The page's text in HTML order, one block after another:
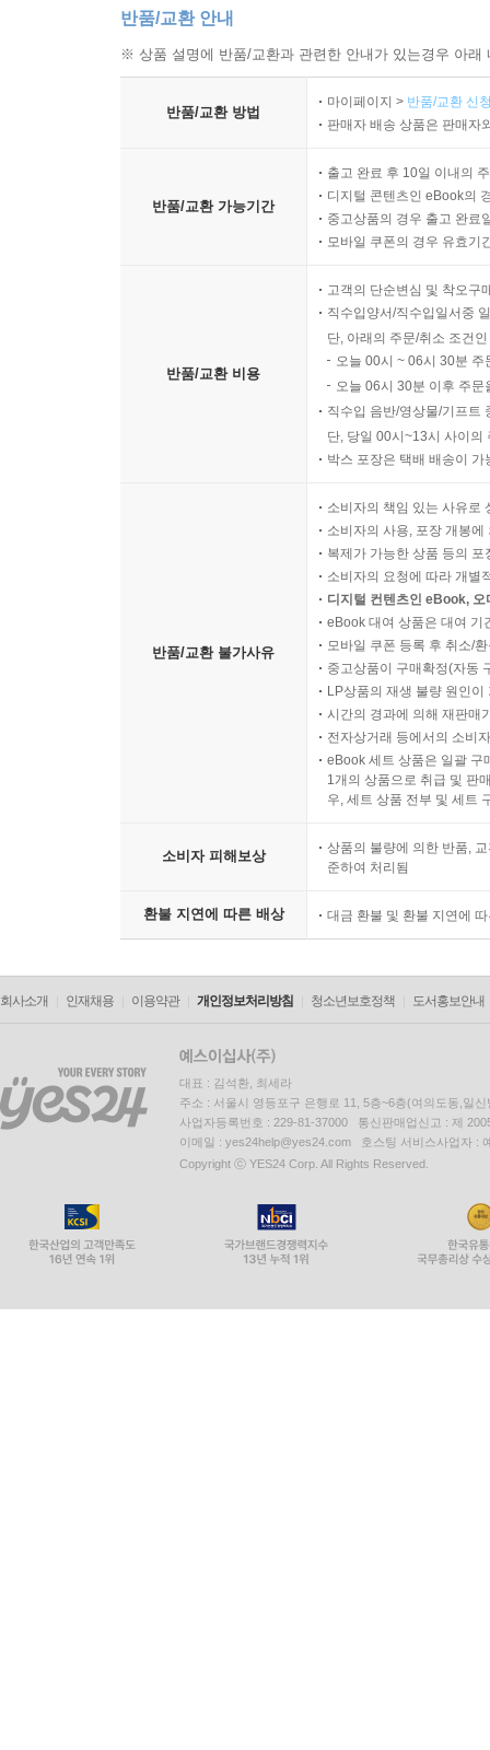
반품/교환 안내
※ 상품 설명에 반품/교환과 관련한 안내가 있는경우 아
반품/교환 방법
마이페이지 > 반품/교환 신
판매자 배송 상품은 판매자
반품/교환 가능기간
출고 완료 후 10일 이내의
디지털 콘텐츠인 eBook의
중고상품의 경우 출고 완료
모바일 쿠폰의 경우 유효기
반품/교환 비용
고객의 단순변심 및 착오구
직수입양서/직수입일서중
단, 아래의 주문/취소 조건
오늘 00시 ~ 06시 30분
오늘 06시 30분 이후 주
직수입 음반/영상물/기프트
단, 당일 00시~13시 사이의
박스 포장은 택배 배송이
반품/교환 불가사유
소비자의 책임 있는 사유로
소비자의 사용, 포장 개봉
복제가 가능한 상품 등의
소비자의 요청에 따라 개별
디지털 컨텐츠인 eBook,
eBook 대여 상품은 대여 기
모바일 쿠폰 등록 후 취소/
중고상품이 구매확정(자동
LP상품의 재생 불량 원인
시간의 경과에 의해 재판매
전자상거래 등에서의 소비
eBook 세트 상품은 일괄 구
1개의 상품으로 취급 및 판
우, 세트 상품 전부 및 세트
소비자 피해보상
상품의 불량에 의한 반품,
준하여 처리됨
환불 지연에 따른 배상 대금 환불 및 환불 지연에
회사소개 인재채용 이용약관 개인정보처리방침 청소년보호정책 도서홍보안내
대표 : 김석환, 최세라
주소 : 서울시 영등포구 은행로 11, 5층~6층(여의도동,일신
사업자등록번호 : 229-81-37000 통신판매업신고 : 제
이메일 : yes24help@yes24.com 호스팅 서비스사업자 :
Copyright ⓒ YES24 Corp. All Rights Reserved.